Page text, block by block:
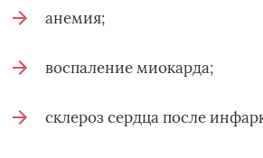
анемия;
воспаление миокарда;
склероз сердца после